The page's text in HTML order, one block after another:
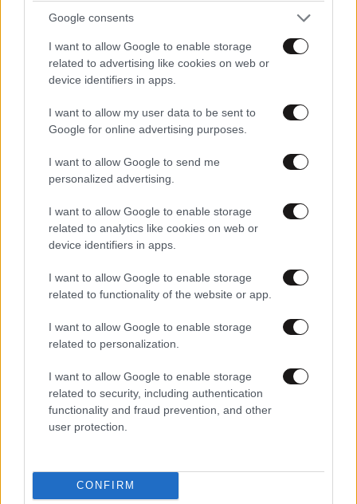
Google consents
I want to allow Google to enable storage
related to advertising like cookies on web or
device identifiers in apps.
I want to allow my user data to be sent to
Google for online advertising purposes.
I want to allow Google to send me
personalized advertising.
I want to allow Google to enable storage
related to analytics like cookies on web or
device identifiers in apps.
I want to allow Google to enable storage
related to functionality of the website or app.
I want to allow Google to enable storage
related to personalization.
I want to allow Google to enable storage
related to security, including authentication
functionality and fraud prevention, and other
user protection.
CONFIRM
«Χτύπημα» της Αστυνομίας και τέσσερις
συλλήψεις σε στέκι παράνομου τζόγου στη
Θεσσαλονίκη
Ακολουθήστε τοNEWSBEAST στοGoogle News
και μάθετε πρώτοι όλες τις ειδήσεις